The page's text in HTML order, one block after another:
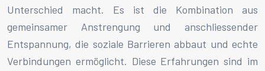
Unterschied macht. Es ist die Kombination aus
gemeinsamer Anstrengung und anschliessender
Entspannung, die soziale Barrieren abbaut und echte
Verbindungen ermöglicht. Diese Erfahrungen sind im